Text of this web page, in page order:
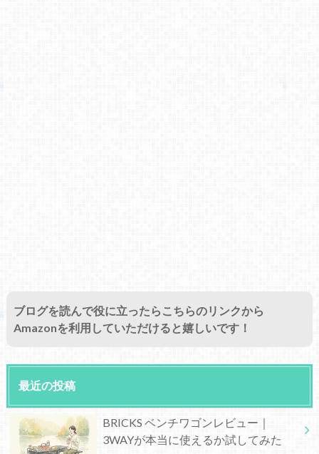
ブログを読んで役に立ったらこちらのリンクから
Amazonを利用していただけると嬉しいです！
最近の投稿
BRICKS ベンチワゴンレビュー｜
3WAYが本当に使えるか試してみた